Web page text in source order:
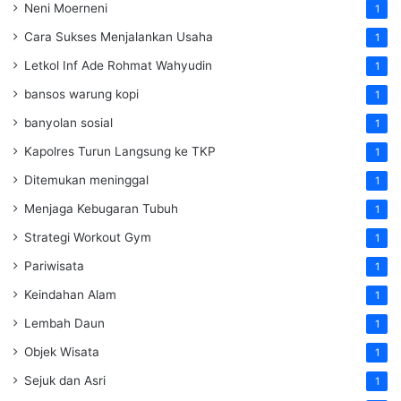
Neni Moerneni 1
Cara Sukses Menjalankan Usaha 1
Letkol Inf Ade Rohmat Wahyudin 1
bansos warung kopi 1
banyolan sosial 1
Kapolres Turun Langsung ke TKP 1
Ditemukan meninggal 1
Menjaga Kebugaran Tubuh 1
Strategi Workout Gym 1
Pariwisata 1
Keindahan Alam 1
Lembah Daun 1
Objek Wisata 1
Sejuk dan Asri 1